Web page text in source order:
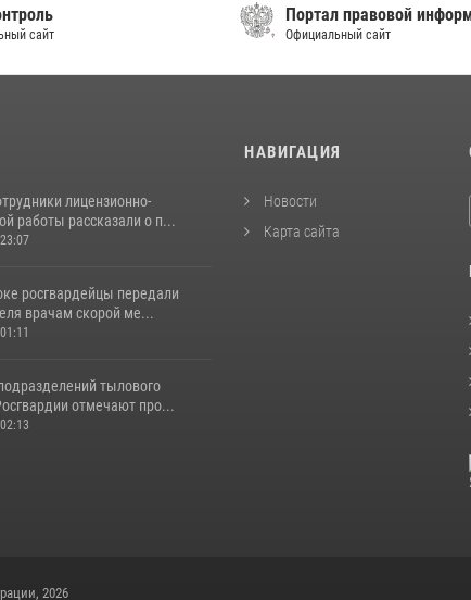
сайт
Портал правовой
Официальный сайт
лицензионно-
работы рассказали о п...
росгвардейцы передали
врачам скорой ме...
тылового
отмечают про...
НАВИГАЦИЯ
Новости
Карта сайта
2026